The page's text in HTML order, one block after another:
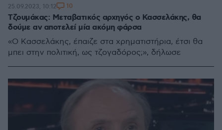
Τζουμάκας: Μεταβατικός αρχηγός ο Κασσελάκης, θα
δούμε αν αποτελεί μία ακόμη φάρσα
«Ο Κασσελάκης, έπαιζε στα χρηματιστήρια, έτσι θα
μπει στην πολιτική, ως τζογαδόρος;», δήλωσε
25.09.2023, 10:12 10